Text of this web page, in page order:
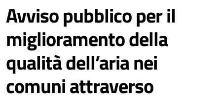
Avviso pubblico per il
miglioramento della
qualità dell’aria nei
comuni attraverso